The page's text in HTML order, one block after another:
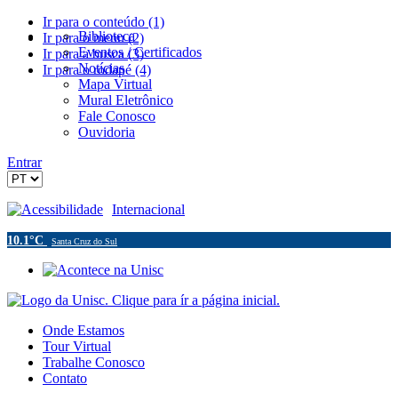
Ir para o conteúdo (1)
Ir para o menu (2)
Ir para a busca (3)
Ir para o rodapé (4)
Biblioteca
Eventos / Certificados
Notícias
Mapa Virtual
Mural Eletrônico
Fale Conosco
Ouvidoria
Entrar
Acessibilidade Internacional
10.1°C Santa Cruz do Sul
Onde Estamos
Tour Virtual
Trabalhe Conosco
Contato